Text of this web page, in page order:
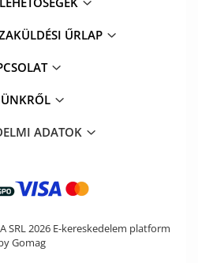
ŰRLAP
ADATOK
SRL 2026 E-kereskedelem platform
Gomag